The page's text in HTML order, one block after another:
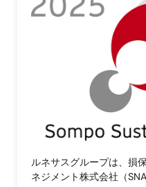
像
ルネサスグループは、損
ネジメント株式会社（